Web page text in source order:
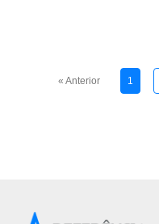
« Anterior 1